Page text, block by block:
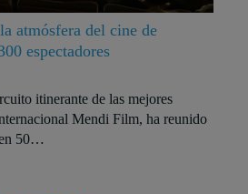
atmósfera del cine de
espectadores
itinerante de las mejores
Mendi Film, ha reunido
en 50…